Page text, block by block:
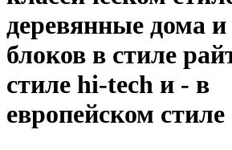
деревянные дома и
блоков в стиле
стиле hi-tech и - в
европейском стиле